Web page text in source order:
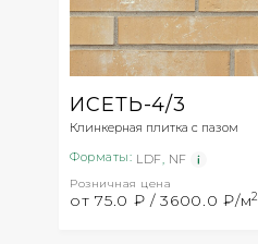
ИСЕТЬ-4/3
Клинкерная плитка с пазом
Форматы: LDF, NF
Розничная цена
от 75.0 ₽ / 3600.0 ₽/м2